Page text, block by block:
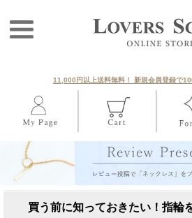
11,000円以上送料無料！ 新規会員登録で
買う前に知っておきたい！指輪